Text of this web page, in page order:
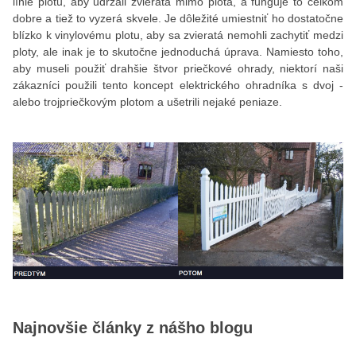
dobre a tiež to vyzerá skvele. Je dôležité umiestniť ho dostatočne
blízko k vinylovému plotu, aby sa zvieratá nemohli zachytiť medzi
ploty, ale inak je to skutočne jednoduchá úprava. Namiesto toho,
aby museli použiť drahšie štvor priečkové ohrady, niektorí naši
zákazníci použili tento koncept elektrického ohradníka s dvoj -
alebo trojpriečkovým plotom a ušetrili nejaké peniaze.
Najnovšie články z nášho blogu